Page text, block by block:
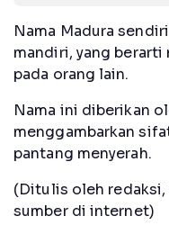
Nama Madura
mandiri, yang
pada orang lain.
Nama ini diberikan
menggambarkan
pantang menyerah.
(Ditulis oleh
sumber di internet)